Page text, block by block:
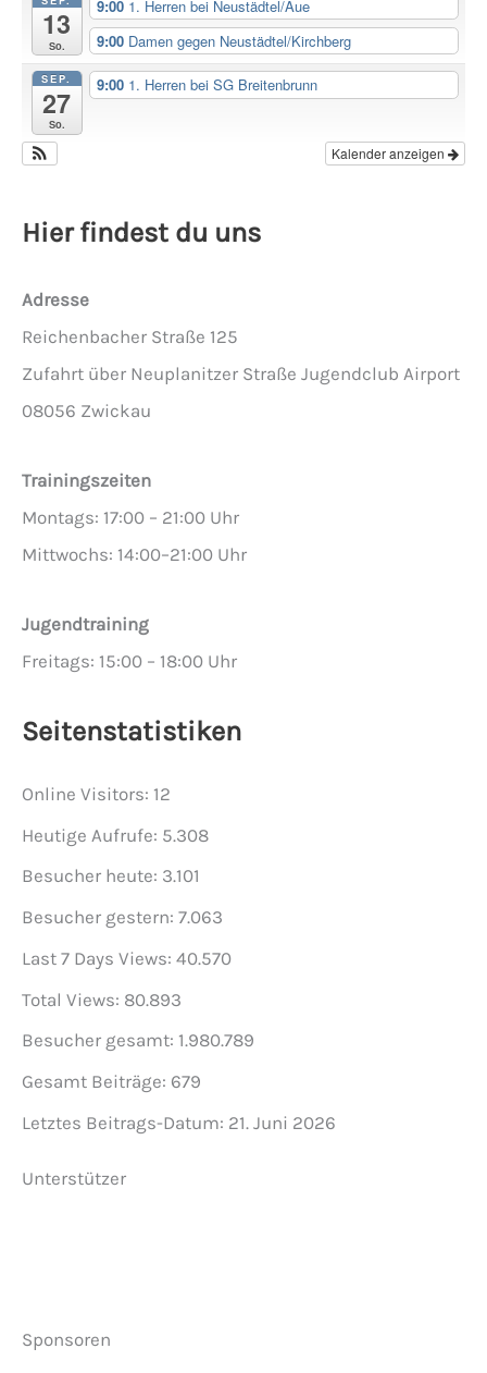
13
So.
9:00 1. Herren bei Neustädtel/Aue
9:00 Damen gegen Neustädtel/Kirchberg
SEP.
27
So.
9:00 1. Herren bei SG Breitenbrunn
Kalender anzeigen
Hier findest du uns
Adresse
Reichenbacher Straße 125
Zufahrt über Neuplanitzer Straße Jugendclub Airport
08056 Zwickau
Trainingszeiten
Montags: 17:00 – 21:00 Uhr
Mittwochs: 14:00–21:00 Uhr
Jugendtraining
Freitags: 15:00 – 18:00 Uhr
Seitenstatistiken
Online Visitors: 12
Heutige Aufrufe: 5.308
Besucher heute: 3.101
Besucher gestern: 7.063
Last 7 Days Views: 40.570
Total Views: 80.893
Besucher gesamt: 1.980.789
Gesamt Beiträge: 679
Letztes Beitrags-Datum: 21. Juni 2026
Unterstützer
Sponsoren